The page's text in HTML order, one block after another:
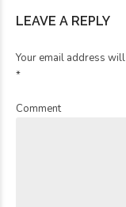
LEAVE A REPLY
Your email address
*
Comment